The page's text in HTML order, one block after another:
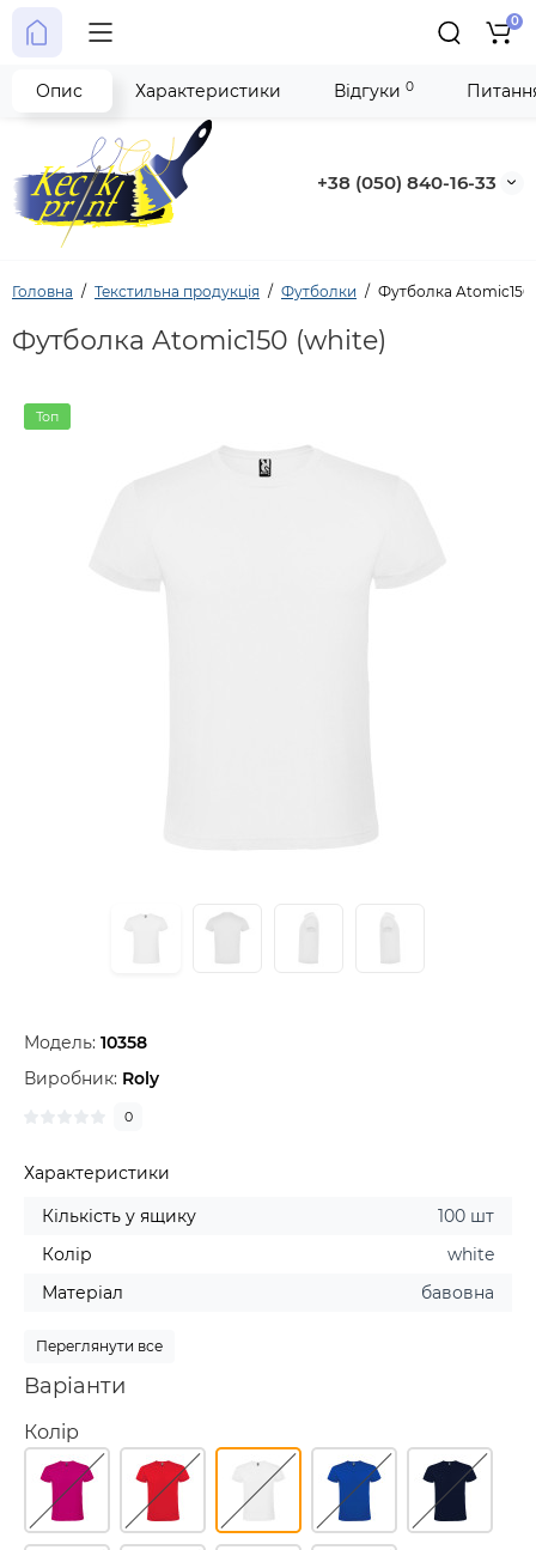
+38 (050) 840-16-33
0
Головна Текстильна продукція Футболки Футболка
Футболка Atomic150 (white)
Топ
Модель: 10358
Виробник: Roly
0
Характеристики
Кількість у ящику
100 шт
Колір
white
Матеріал
бавовна
Переглянути все
Варіанти
Колір
Опис Характеристики Відгуки 0